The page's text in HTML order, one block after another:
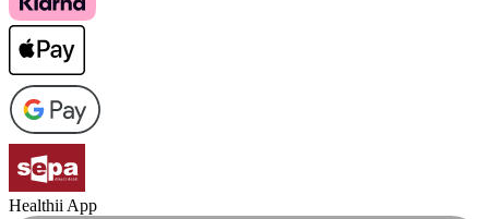
Healthii App